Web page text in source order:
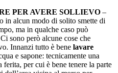
PER AVERE SOLLIEVO –
in alcun modo di solito smette di
ma in qualche caso può
sono però alcune cose che
Innanzi tutto è bene lavare
e sapone: tecnicamente una
per cui è bene tenere la parte